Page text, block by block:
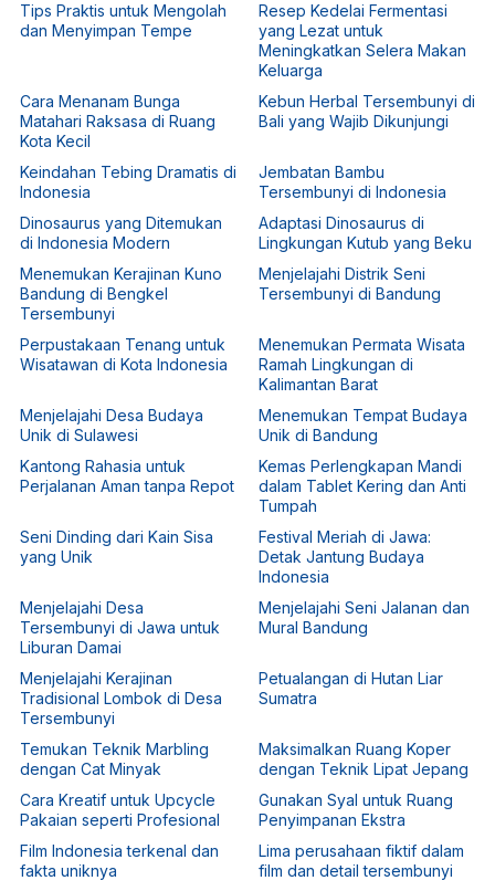
Tips Praktis untuk Mengolah
dan Menyimpan Tempe
Resep Kedelai Fermentasi
yang Lezat untuk
Meningkatkan Selera Makan
Keluarga
Cara Menanam Bunga
Matahari Raksasa di Ruang
Kota Kecil
Kebun Herbal Tersembunyi di
Bali yang Wajib Dikunjungi
Keindahan Tebing Dramatis di
Indonesia
Jembatan Bambu
Tersembunyi di Indonesia
Dinosaurus yang Ditemukan
di Indonesia Modern
Adaptasi Dinosaurus di
Lingkungan Kutub yang Beku
Menemukan Kerajinan Kuno
Bandung di Bengkel
Tersembunyi
Menjelajahi Distrik Seni
Tersembunyi di Bandung
Perpustakaan Tenang untuk
Wisatawan di Kota Indonesia
Menemukan Permata Wisata
Ramah Lingkungan di
Kalimantan Barat
Menjelajahi Desa Budaya
Unik di Sulawesi
Menemukan Tempat Budaya
Unik di Bandung
Kantong Rahasia untuk
Perjalanan Aman tanpa Repot
Kemas Perlengkapan Mandi
dalam Tablet Kering dan Anti
Tumpah
Seni Dinding dari Kain Sisa
yang Unik
Festival Meriah di Jawa:
Detak Jantung Budaya
Indonesia
Menjelajahi Desa
Tersembunyi di Jawa untuk
Liburan Damai
Menjelajahi Seni Jalanan dan
Mural Bandung
Menjelajahi Kerajinan
Tradisional Lombok di Desa
Tersembunyi
Petualangan di Hutan Liar
Sumatra
Temukan Teknik Marbling
dengan Cat Minyak
Maksimalkan Ruang Koper
dengan Teknik Lipat Jepang
Cara Kreatif untuk Upcycle
Pakaian seperti Profesional
Gunakan Syal untuk Ruang
Penyimpanan Ekstra
Film Indonesia terkenal dan
fakta uniknya
Lima perusahaan fiktif dalam
film dan detail tersembunyi